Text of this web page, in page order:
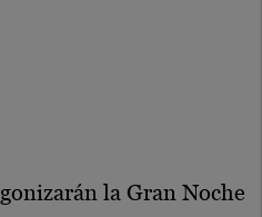
la Gran Noche